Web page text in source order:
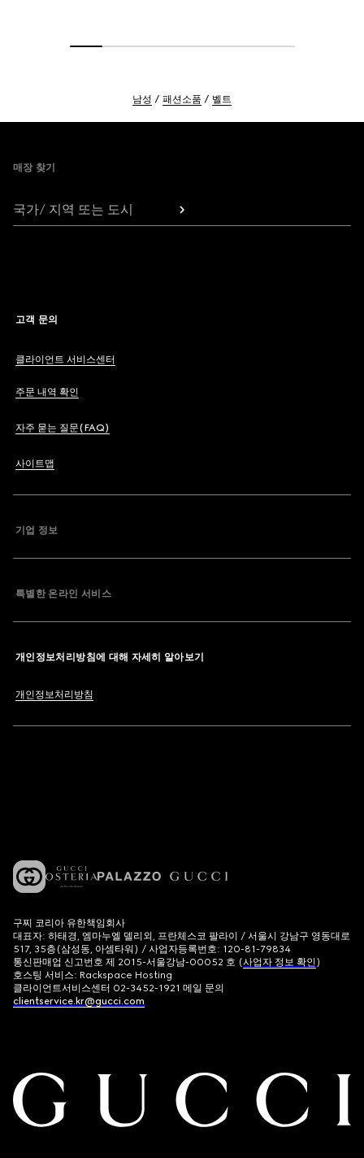
남성 패션소품 벨트
매장 찾기
국가/ 지역 또는 도시
고객 문의
클라이언트 서비스센터
주문 내역 확인
자주 묻는 질문(FAQ)
사이트맵
기업 정보
특별한 온라인 서비스
개인정보처리방침에 대해 자세히 알아보기
개인정보처리방침
구찌 코리아 유한책임회사
대표자: 하태경, 엠마누엘 델리외, 프란체스코 팔라이 / 서울시 강남구 영동대로
517, 35층(삼성동, 아셈타워) / 사업자등록번호: 120-81-79834
통신판매업 신고번호 제 2015-서울강남-00052 호 (사업자 정보 확인)
호스팅 서비스: Rackspace Hosting
클라이언트서비스센터 02-3452-1921 메일 문의
clientservice.kr@gucci.com